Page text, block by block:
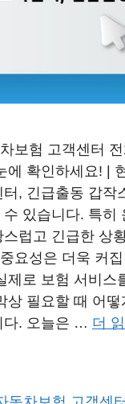
보험 고객센터
에 확인하세요! |
, 긴급출동 갑작
있습니다. 특히
럽고 긴급한 상
요성은 더욱 커
제로 보험 서비스
상 필요할 때 어
다. 오늘은 … 더 읽